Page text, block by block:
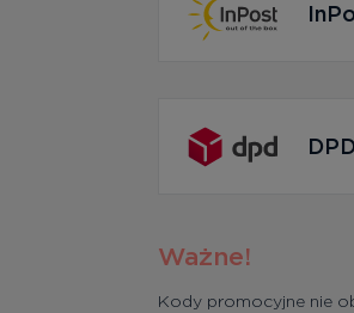
Ważne!
Kody promocyjne nie